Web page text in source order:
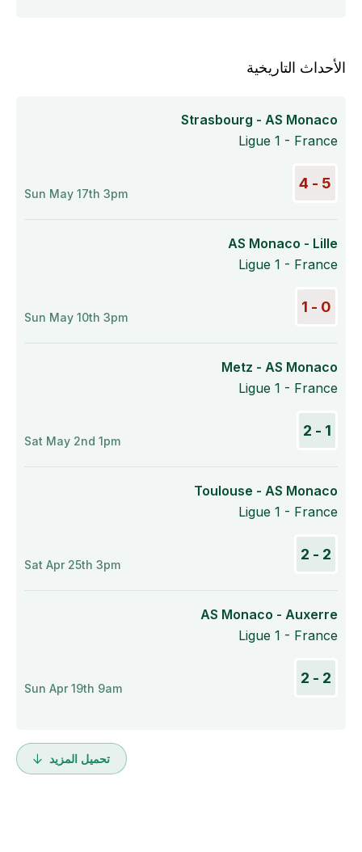
الأحداث التاريخية
Strasbourg - AS Monaco
Ligue 1 - France
5 - 4
Sun May 17th 3pm
AS Monaco - Lille
Ligue 1 - France
0 - 1
Sun May 10th 3pm
Metz - AS Monaco
Ligue 1 - France
Sat May 2nd 1pm
Toulouse - AS Monaco
Ligue 1 - France
2 - 2
Sat Apr 25th 3pm
AS Monaco - Auxerre
Ligue 1 - France
2 - 2
Sun Apr 19th 9am
تحميل المزيد